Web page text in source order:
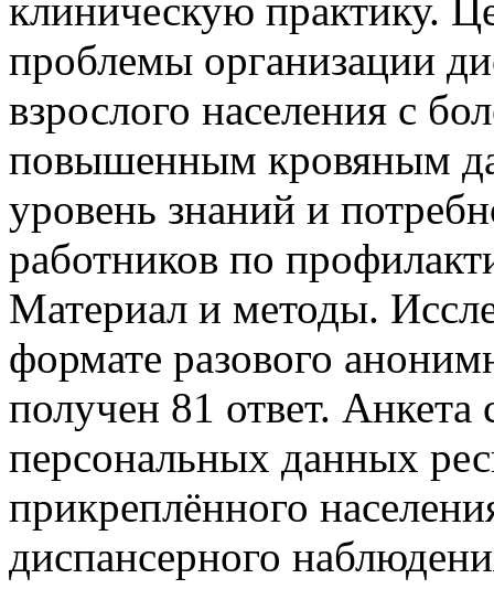
клиническую практику.
проблемы организации
взрослого населения с
повышенным кровяным
уровень знаний и
работников по
Материал и методы.
формате разового
получен 81 ответ.
персональных данных
прикреплённого
диспансерного